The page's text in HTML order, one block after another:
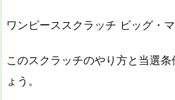
ワンピーススクラッチ ビッグ・
このスクラッチのやり方と当選
ょう。